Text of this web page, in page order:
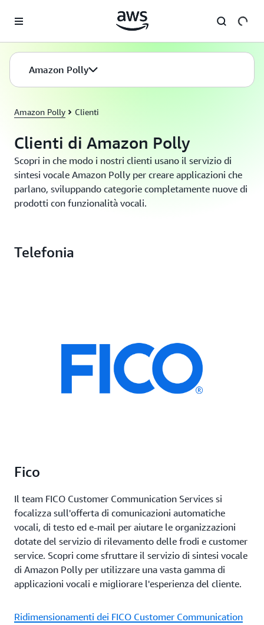
Amazon Polly
Amazon Polly Clienti
Clienti di Amazon Polly
Scopri in che modo i nostri clienti usano il servizio di
sintesi vocale Amazon Polly per creare applicazioni che
parlano, sviluppando categorie completamente nuove di
prodotti con funzionalità vocali.
Telefonia
Fico
Il team FICO Customer Communication Services si
focalizza sull'offerta di comunicazioni automatiche
vocali, di testo ed e-mail per aiutare le organizzazioni
dotate del servizio di rilevamento delle frodi e customer
service. Scopri come sfruttare il servizio di sintesi vocale
di Amazon Polly per utilizzare una vasta gamma di
applicazioni vocali e migliorare l'esperienza del cliente.
Ridimensionamenti dei FICO Customer Communication